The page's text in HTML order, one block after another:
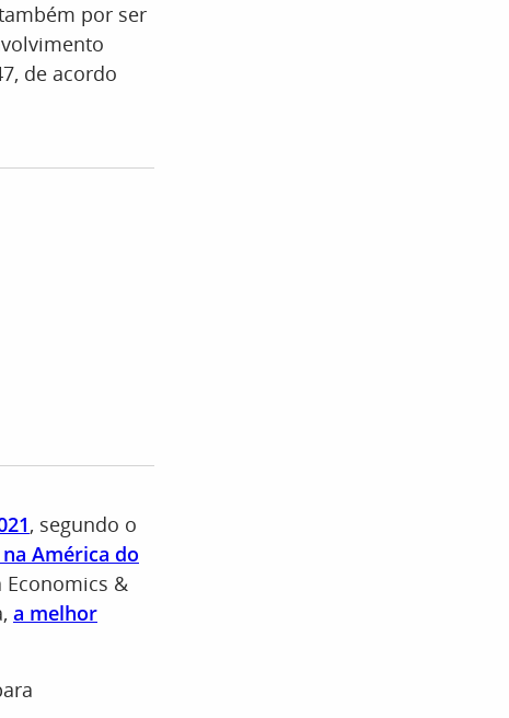
por ser
de acordo
, segundo o
América do
Economics &
a melhor